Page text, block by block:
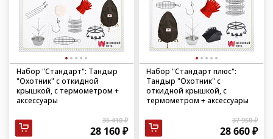
Набор "Стандарт": Тандыр
"Охотник" с откидной
крышкой, с термометром +
аксессуары
35 410 ₽
28 160 ₽
Набор "Стандарт плюс":
Тандыр "Охотник" с
откидной крышкой, с
термометром + аксессуары
37 950 ₽
28 660 ₽